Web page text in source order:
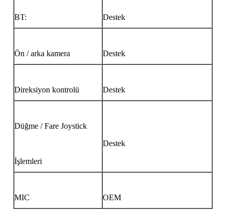
BT: Destek
Ön / arka kamera Destek
Direksiyon kontrolü Destek
Düğme / Fare Joystick
İşlemleri
Destek
MIC OEM